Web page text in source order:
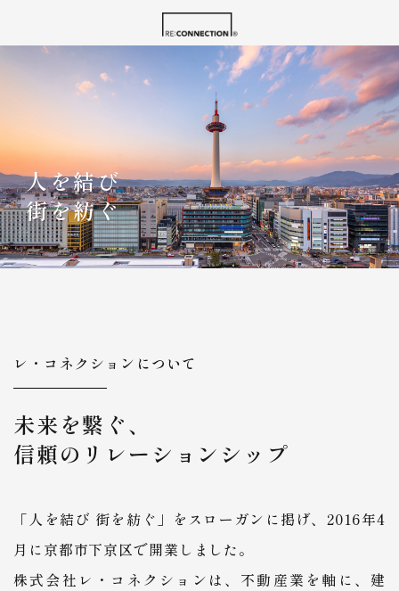
人を結び
街を紡ぐ
レ・コネクションについて
未来を繋ぐ、
​​​​​​​信頼のリレーションシップ
「人を結び 街を紡ぐ」をスローガンに掲げ、2016年4
月に京都市下京区で開業しました。
株式会社レ・コネクションは、不動産業を軸に、建